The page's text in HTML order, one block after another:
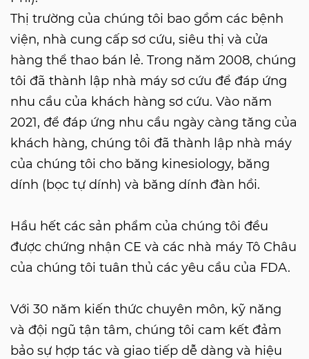
Thị trường của chúng tôi bao gồm các bệnh
viện, nhà cung cấp sơ cứu, siêu thị và cửa
hàng thể thao bán lẻ. Trong năm 2008, chúng
tôi đã thành lập nhà máy sơ cứu để đáp ứng
nhu cầu của khách hàng sơ cứu. Vào năm
2021, để đáp ứng nhu cầu ngày càng tăng của
khách hàng, chúng tôi đã thành lập nhà máy
của chúng tôi cho băng kinesiology, băng
dính (bọc tự dính) và băng dính đàn hồi.
Hầu hết các sản phẩm của chúng tôi đều
được chứng nhận CE và các nhà máy Tô Châu
của chúng tôi tuân thủ các yêu cầu của FDA.
Với 30 năm kiến ​​thức chuyên môn, kỹ năng
và đội ngũ tận tâm, chúng tôi cam kết đảm
bảo sự hợp tác và giao tiếp dễ dàng và hiệu